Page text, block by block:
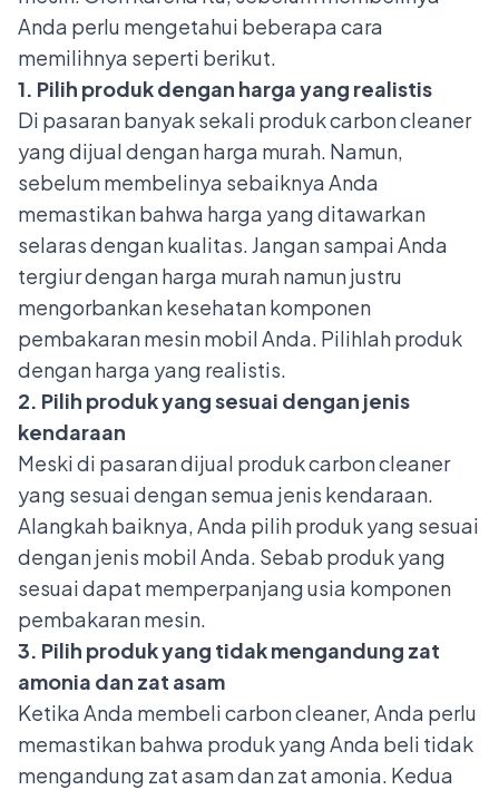
Anda perlu mengetahui beberapa cara
memilihnya seperti berikut.
1. Pilih produk dengan harga yang realistis
Di pasaran banyak sekali produk carbon cleaner
yang dijual dengan harga murah. Namun,
sebelum membelinya sebaiknya Anda
memastikan bahwa harga yang ditawarkan
selaras dengan kualitas. Jangan sampai Anda
tergiur dengan harga murah namun justru
mengorbankan kesehatan komponen
pembakaran mesin mobil Anda. Pilihlah produk
dengan harga yang realistis.
2. Pilih produk yang sesuai dengan jenis
kendaraan
Meski di pasaran dijual produk carbon cleaner
yang sesuai dengan semua jenis kendaraan.
Alangkah baiknya, Anda pilih produk yang sesuai
dengan jenis mobil Anda. Sebab produk yang
sesuai dapat memperpanjang usia komponen
pembakaran mesin.
3. Pilih produk yang tidak mengandung zat
amonia dan zat asam
Ketika Anda membeli carbon cleaner, Anda perlu
memastikan bahwa produk yang Anda beli tidak
mengandung zat asam dan zat amonia. Kedua